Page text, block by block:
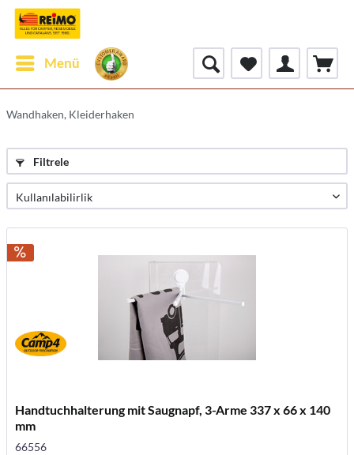
Menü
Wandhaken, Kleiderhaken
Filtrele
Handtuchhalterung mit Saugnapf, 3-Arme 337 x 66 x 140
mm
66556